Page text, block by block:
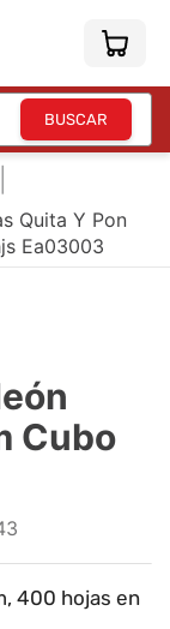
Quita Y Pon
Ea03003
Cubo
400 hojas en